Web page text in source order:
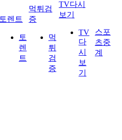
토렌트
토
렌
트
먹튀검
증
먹
튀
검
증
TV다시
보기
TV
다
시
보
기
스포
츠중
계